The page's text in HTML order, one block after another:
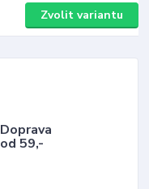
Zvolit variantu
Doprava
od 59,-